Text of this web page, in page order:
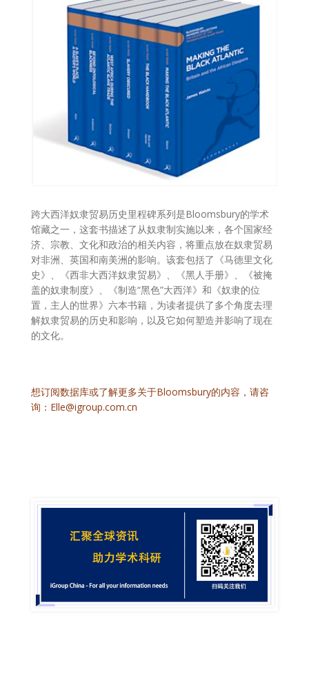
跨大西洋奴隶贸易历史里程碑系列是Bloomsbury的学术
馆藏之一，这套书描述了从奴隶制实施以来，各个国家经
济、宗教、文化和政治的相关内容，将重点放在奴隶贸易
对非洲、英国和南美洲的影响。该套包括了《马德里文化
史》、《西非大西洋奴隶贸易》、《黑人手册》、《被掩
盖的奴隶制度》、《制造“黑色”大西洋》和《奴隶的位
置，主人的世界》六本书籍，为读者提供了多个角度去理
解奴隶贸易的历史和影响，以及它如何塑造并影响了现在
的文化。
想订阅数据库或了解更多关于Bloomsbury的内容，请咨
询：Elle@igroup.com.cn